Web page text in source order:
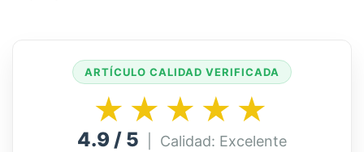
ARTÍCULO CALIDAD VERIFICADA
★★★★★
4.9 / 5 | Calidad: Excelente